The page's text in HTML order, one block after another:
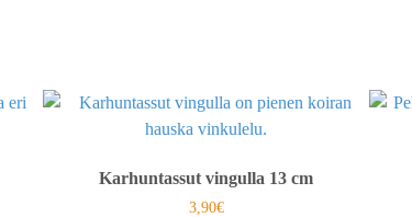
Karhuntassut vingulla 13 cm
3,90€